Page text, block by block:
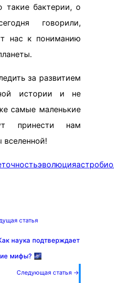
такие бактерии, о
говорили,
нас к пониманию
за развитием
истории и не
самые маленькие
принести нам
эволюция
статья
наука подтверждает
мифы? 🌌
Следующая статья →